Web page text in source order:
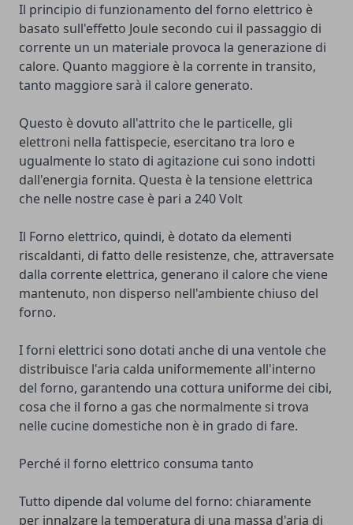
Il principio di funzionamento del forno elettrico è
basato sull'effetto Joule secondo cui il passaggio di
corrente un un materiale provoca la generazione di
calore. Quanto maggiore è la corrente in transito,
tanto maggiore sarà il calore generato.
Questo è dovuto all'attrito che le particelle, gli
elettroni nella fattispecie, esercitano tra loro e
ugualmente lo stato di agitazione cui sono indotti
dall'energia fornita. Questa è la tensione elettrica
che nelle nostre case è pari a 240 Volt
Il Forno elettrico, quindi, è dotato da elementi
riscaldanti, di fatto delle resistenze, che, attraversate
dalla corrente elettrica, generano il calore che viene
mantenuto, non disperso nell'ambiente chiuso del
forno.
I forni elettrici sono dotati anche di una ventole che
distribuisce l'aria calda uniformemente all'interno
del forno, garantendo una cottura uniforme dei cibi,
cosa che il forno a gas che normalmente si trova
nelle cucine domestiche non è in grado di fare.
Perché il forno elettrico consuma tanto
Tutto dipende dal volume del forno: chiaramente
per innalzare la temperatura di una massa d'aria di